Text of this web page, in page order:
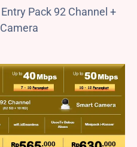
Pack 92 Channel +